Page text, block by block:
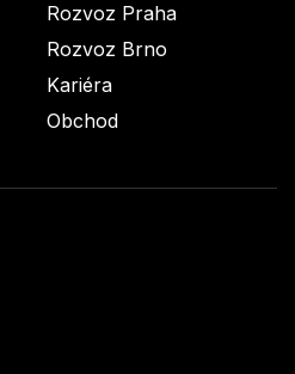
Rozvoz Praha
Rozvoz Brno
Kariéra
Obchod